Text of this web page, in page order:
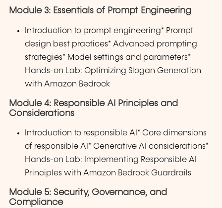
Module 3: Essentials of Prompt Engineering
Introduction to prompt engineering* Prompt
design best practices* Advanced prompting
strategies* Model settings and parameters*
Hands-on Lab: Optimizing Slogan Generation
with Amazon Bedrock
Module 4: Responsible AI Principles and
Considerations
Introduction to responsible AI* Core dimensions
of responsible AI* Generative AI considerations*
Hands-on Lab: Implementing Responsible AI
Principles with Amazon Bedrock Guardrails
Module 5: Security, Governance, and
Compliance